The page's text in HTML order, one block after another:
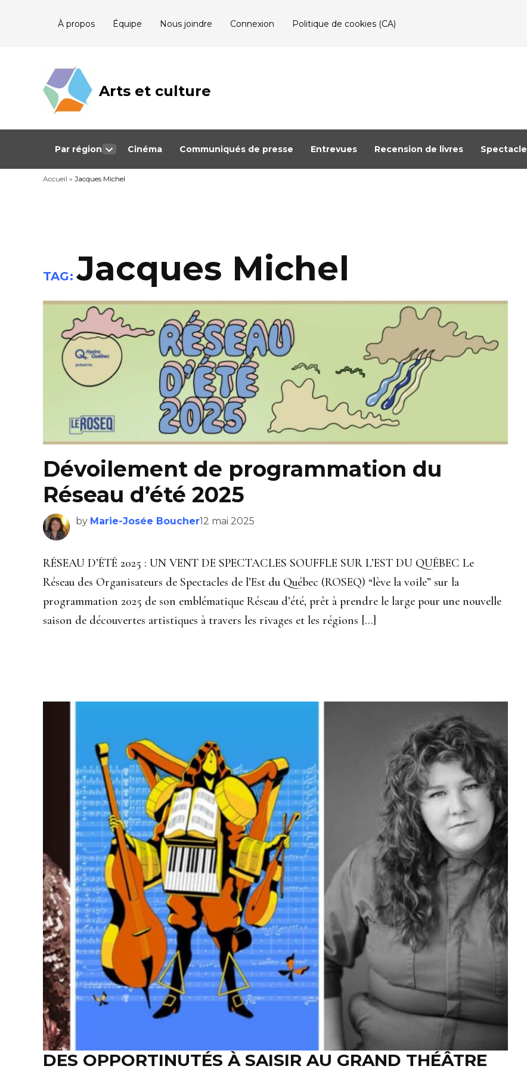
À propos Équipe Nous joindre Connexion Politique de cookies (CA)
Arts et culture
Journalisme
Québec
Par région
dropdown
menu
Cinéma Communiqués de presse Entrevues Recension de livres Spectacle
Accueil » Jacques Michel
TAG:Jacques Michel
Dévoilement de programmation du
Réseau d’été 2025
by Marie-Josée Boucher12 mai 2025
RÉSEAU D’ÉTÉ 2025 : UN VENT DE SPECTACLES SOUFFLE SUR L’EST DU QUÉBEC Le
Réseau des Organisateurs de Spectacles de l’Est du Québec (ROSEQ) “lève la voile” sur la
programmation 2025 de son emblématique Réseau d’été, prêt à prendre le large pour une nouvelle
saison de découvertes artistiques à travers les rivages et les régions […]
DES OPPORTINUTÉS À SAISIR AU GRAND THÉÂTRE